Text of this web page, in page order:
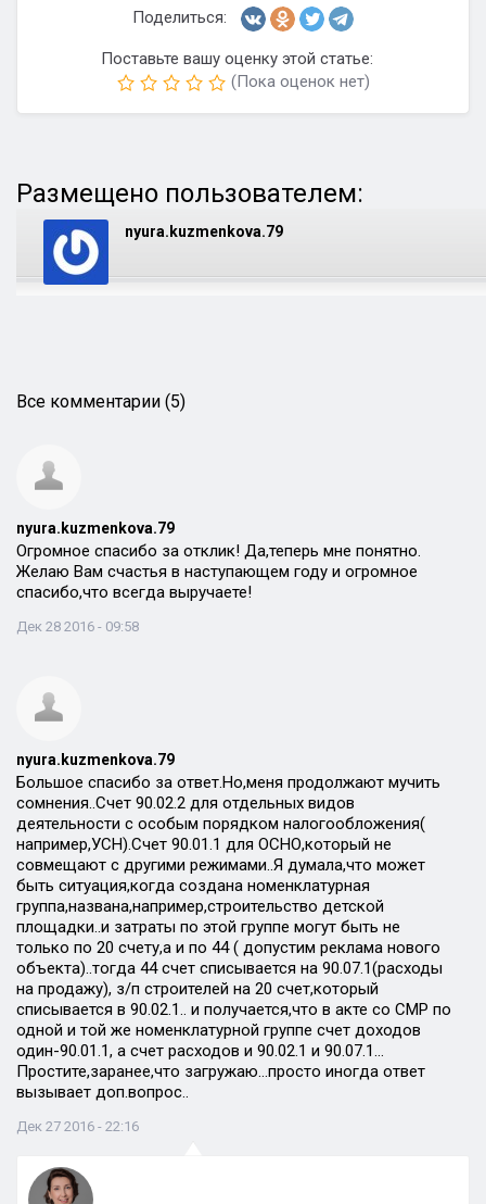
Поделиться:
Поставьте вашу оценку этой статье:
(Пока оценок нет)
Размещено пользователем:
nyura.kuzmenkova.79
Все комментарии (5)
nyura.kuzmenkova.79
Огромное спасибо за отклик! Да,теперь мне понятно.
Желаю Вам счастья в наступающем году и огромное
спасибо,что всегда выручаете!
Дек 28 2016 - 09:58
nyura.kuzmenkova.79
Большое спасибо за ответ.Но,меня продолжают мучить
сомнения..Счет 90.02.2 для отдельных видов
деятельности с особым порядком налогообложения(
например,УСН).Счет 90.01.1 для ОСНО,который не
совмещают с другими режимами..Я думала,что может
быть ситуация,когда создана номенклатурная
группа,названа,например,строительство детской
площадки..и затраты по этой группе могут быть не
только по 20 счету,а и по 44 ( допустим реклама нового
объекта)..тогда 44 счет списывается на 90.07.1(расходы
на продажу), з/п строителей на 20 счет,который
списывается в 90.02.1.. и получается,что в акте со СМР по
одной и той же номенклатурной группе счет доходов
один-90.01.1, а счет расходов и 90.02.1 и 90.07.1…
Простите,заранее,что загружаю…просто иногда ответ
вызывает доп.вопрос..
Дек 27 2016 - 22:16